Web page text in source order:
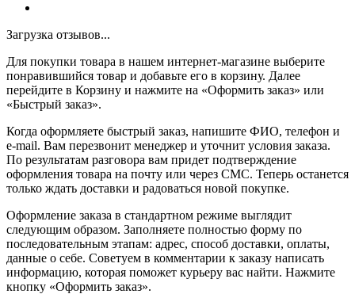
Загрузка отзывов...
Для покупки товара в нашем интернет-магазине выберите
понравившийся товар и добавьте его в корзину. Далее
перейдите в Корзину и нажмите на «Оформить заказ» или
«Быстрый заказ».
Когда оформляете быстрый заказ, напишите ФИО, телефон и
e-mail. Вам перезвонит менеджер и уточнит условия заказа.
По результатам разговора вам придет подтверждение
оформления товара на почту или через СМС. Теперь останется
только ждать доставки и радоваться новой покупке.
Оформление заказа в стандартном режиме выглядит
следующим образом. Заполняете полностью форму по
последовательным этапам: адрес, способ доставки, оплаты,
данные о себе. Советуем в комментарии к заказу написать
информацию, которая поможет курьеру вас найти. Нажмите
кнопку «Оформить заказ».